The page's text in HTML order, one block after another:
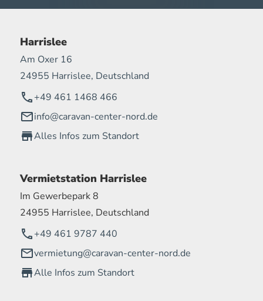
Harrislee
Am Oxer 16
24955 Harrislee, Deutschland
+49 461 1468 466
info@caravan-center-nord.de
Alles Infos zum Standort
Vermietstation Harrislee
Im Gewerbepark 8
24955 Harrislee, Deutschland
+49 461 9787 440
vermietung@caravan-center-nord.de
Alle Infos zum Standort